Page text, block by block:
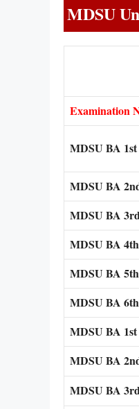
MDSU
Examination
MDSU BA 1st
MDSU BA
MDSU BA
MDSU BA
MDSU BA
MDSU BA
MDSU BA 1st
MDSU BA
MDSU BA